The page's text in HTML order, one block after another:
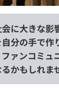
会に大きな影
自分の手で
ァンコミュ
かもしれま